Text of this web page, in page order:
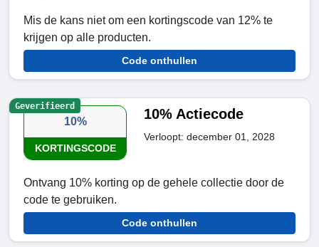
Mis de kans niet om een kortingscode van 12% te
krijgen op alle producten.
Code onthullen
10%
KORTINGSCODE
10% Actiecode
Verloopt: december 01, 2028
Ontvang 10% korting op de gehele collectie door de
code te gebruiken.
Code onthullen
Geverifieerd